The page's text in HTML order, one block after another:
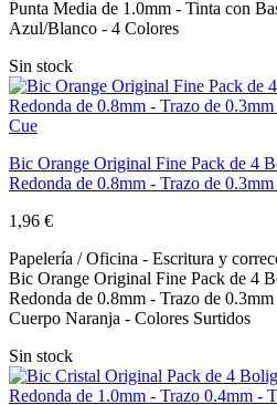
Punta Media de 1.0mm - Tinta con
Azul/Blanco - 4 Colores
Sin stock
Bic Orange Original Fine Pack de 4
Redonda de 0.8mm - Trazo de
1,96 €
Papelería / Oficina - Escritura y
Bic Orange Original Fine Pack de 4
Redonda de 0.8mm - Trazo de
Cuerpo Naranja - Colores Surtidos
Sin stock